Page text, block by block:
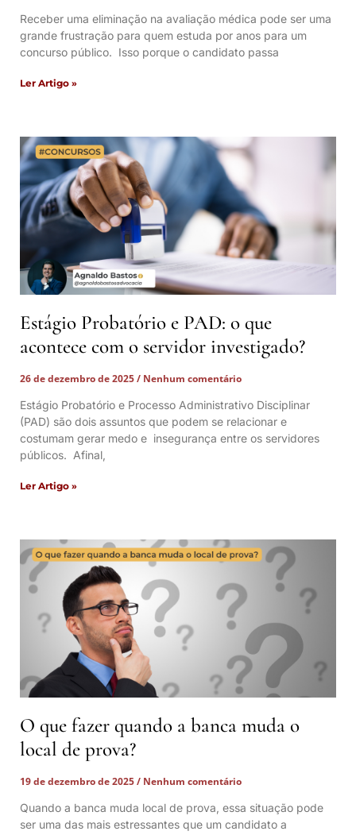
Receber uma eliminação na avaliação médica pode ser uma
grande frustração para quem estuda por anos para um
concurso público. Isso porque o candidato passa
Ler Artigo »
Estágio Probatório e PAD: o que
acontece com o servidor investigado?
26 de dezembro de 2025
Nenhum comentário
Estágio Probatório e Processo Administrativo Disciplinar
(PAD) são dois assuntos que podem se relacionar e
costumam gerar medo e insegurança entre os servidores
públicos. Afinal,
Ler Artigo »
O que fazer quando a banca muda o
local de prova?
19 de dezembro de 2025
Nenhum comentário
Quando a banca muda local de prova, essa situação pode
ser uma das mais estressantes que um candidato a